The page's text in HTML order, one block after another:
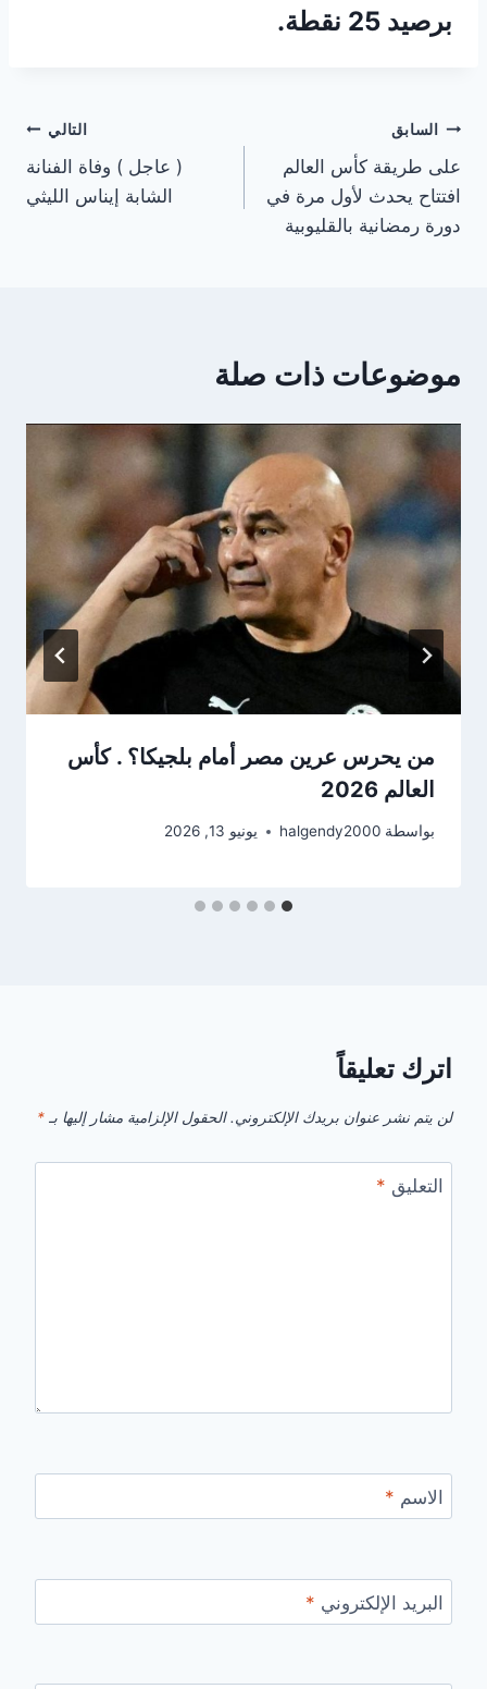
برصيد 25 نقطة.
تصفّح
المقالات
السابق
على طريقة كأس العالم
افتتاح يحدث لأول مرة في
دورة رمضانية بالقليوبية
التالي
( عاجل ) وفاة الفنانة
الشابة إيناس الليثي
موضوعات ذات صلة
من يحرس عرين مصر أمام بلجيكا؟ . كأس
العالم 2026
بواسطة halgendy2000 يونيو 13, 2026
اترك تعليقاً
لن يتم نشر عنوان بريدك الإلكتروني. الحقول الإلزامية مشار إليها بـ *
التعليق *
الاسم *
البريد الإلكتروني *